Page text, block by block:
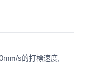
s的打標速度,